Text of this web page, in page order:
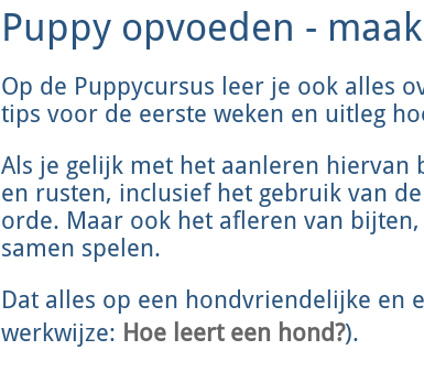
Puppy opvoeden -
Op de Puppycursus leer je ook alles
tips voor de eerste weken en uitleg
Als je gelijk met het aanleren hiervan
en rusten, inclusief het gebruik van
orde. Maar ook het afleren van
samen spelen.
Dat alles op een hondvriendelijke en
werkwijze: Hoe leert een hond?).